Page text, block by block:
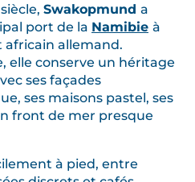
Swakopmund a
port de la Namibie à
africain allemand.
elle conserve un héritage
ses façades
ses maisons pastel, ses
front de mer presque
à pied, entre